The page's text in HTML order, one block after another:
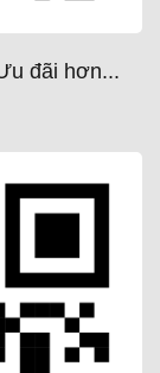
đãi hơn...